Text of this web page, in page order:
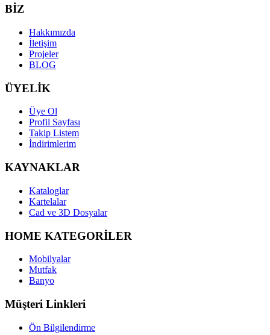
BİZ
Hakkımızda
İletişim
Projeler
BLOG
ÜYELİK
Üye Ol
Profil Sayfası
Takip Listem
İndirimlerim
KAYNAKLAR
Kataloglar
Kartelalar
Cad ve 3D Dosyalar
HOME KATEGORİLER
Mobilyalar
Mutfak
Banyo
Müşteri Linkleri
Ön Bilgilendirme